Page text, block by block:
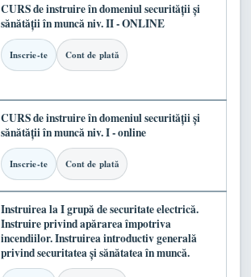
CURS de instruire în domeniul securității și
sănătății în muncă niv. II - ONLINE
Inscrie-te Cont de plată
CURS de instruire în domeniul securității și
sănătății în muncă niv. I - online
Inscrie-te Cont de plată
Instruirea la I grupă de securitate electrică.
Instruire privind apărarea împotriva
incendiilor. Instruirea introductiv generală
privind securitatea și sănătatea în muncă.